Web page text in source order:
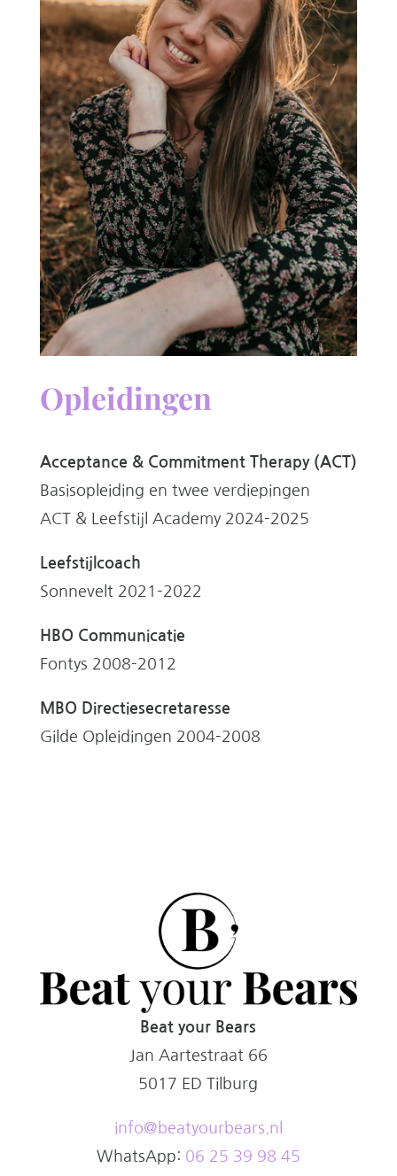
Opleidingen
Acceptance & Commitment Therapy (ACT)
Basisopleiding en twee verdiepingen
ACT & Leefstijl Academy 2024-2025
Leefstijlcoach
Sonnevelt 2021-2022
HBO Communicatie
Fontys 2008-2012
MBO Directiesecretaresse
Gilde Opleidingen 2004-2008
Beat your Bears
Jan Aartestraat 66
5017 ED Tilburg
info@beatyourbears.nl
WhatsApp: 06 25 39 98 45